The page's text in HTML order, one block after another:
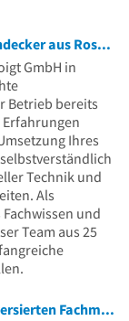
Ihre zuverlässigen und fachkundigen Dachdecker aus Rostock
GmbH in
Betrieb bereits
Ihres
Technik und
Als
und
Team aus 25
Präzise und effiziente Dacharbeiten vom versierten Fachmann